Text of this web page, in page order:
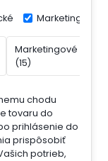
Marketingové
Marketingové
(15)
chodu
tovaru do
prihlásenie do
prispôsobiť
potrieb,